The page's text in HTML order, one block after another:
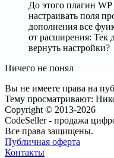
До этого плагин WP
настраивать поля
дополнения все
от расширения: Тек
вернуть настройки?
Ничего не понял
Вы не имеете права на
Тему просматривают:
Copyright © 2013-2026
CodeSeller - продажа
Все права защищены.
Публичная оферта
Контакты